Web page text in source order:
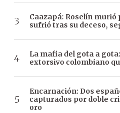
Caazapá: Roselín
sufrió tras su deceso,
La mafia del gota a
extorsivo colombiano
Encarnación: Dos
capturados por doble
oro